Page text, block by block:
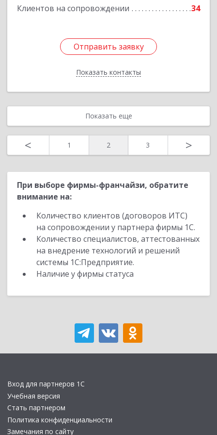
Клиентов на сопровождении 34
Отправить заявку
Показать контакты
Подробнее
Отправить заявку
Назад
Показать еще
< 1 2 3 >
При выборе фирмы-франчайзи, обратите
внимание на:
Количество клиентов (договоров ИТС)
на сопровождении у партнера фирмы 1С.
Количество специалистов, аттестованных
на внедрение технологий и решений
системы 1С:Предприятие.
Наличие у фирмы статуса
Вход для партнеров 1С
Учебная версия
Стать партнером
Политика конфиденциальности
Замечания по сайту